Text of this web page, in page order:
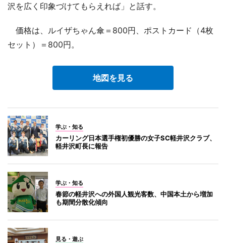
沢を広く印象づけてもらえれば」と話す。
価格は、ルイザちゃん傘＝800円、ポストカード（4枚
セット）＝800円。
地図を見る
学ぶ・知る
カーリング日本選手権初優勝の女子SC軽井沢クラブ、
軽井沢町長に報告
学ぶ・知る
春節の軽井沢への外国人観光客数、中国本土から増加
も期間分散化傾向
見る・遊ぶ